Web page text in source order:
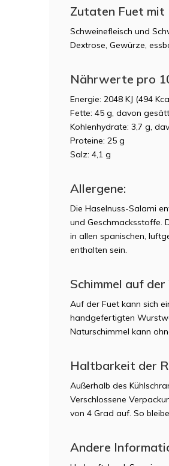
Zutaten Fuet mit
Schweinefleisch und
Dextrose, Gewürze,
Nährwerte pro
Energie: 2048 KJ (494
Fette: 45 g, davon
Kohlenhydrate: 3,7 g,
Proteine: 25 g
Salz: 4,1 g
Allergene:
Die Haselnuss-Salami
und Geschmacksstoffe.
in allen spanischen,
enthalten sein.
Schimmel auf
Auf der Fuet kann sich
handgefertigten
Naturschimmel kann
Haltbarkeit der
Außerhalb des
Verschlossene
von 4 Grad auf. So
Andere